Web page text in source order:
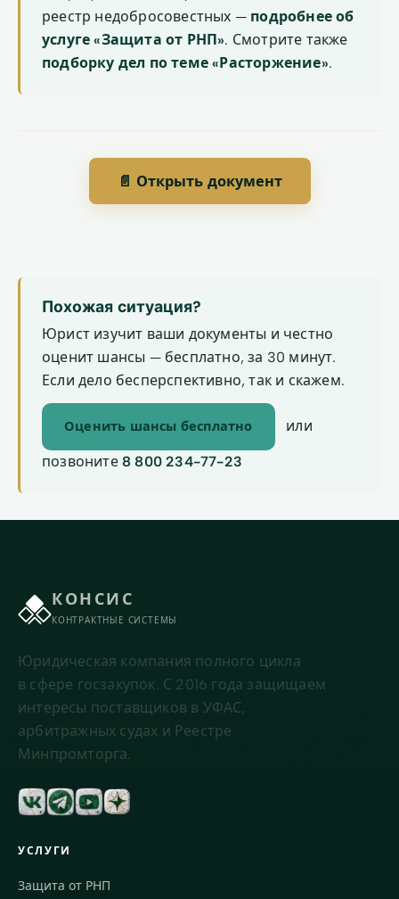
реестр недобросовестных — подробнее об
услуге «Защита от РНП». Смотрите также
подборку дел по теме «Расторжение».
📄 Открыть документ
Похожая ситуация?
Юрист изучит ваши документы и честно
оценит шансы — бесплатно, за 30 минут.
Если дело бесперспективно, так и скажем.
Оценить шансы бесплатно или
позвоните 8 800 234-77-23
КОНСИС
КОНТРАКТНЫЕ СИСТЕМЫ
Юридическая компания полного цикла
в сфере госзакупок. С 2016 года защищаем
интересы поставщиков в УФАС,
арбитражных судах и Реестре
Минпромторга.
УСЛУГИ
Защита от РНП